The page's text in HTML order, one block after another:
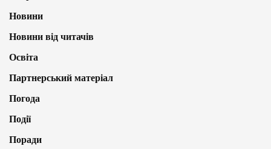
Новини
Новини від читачів
Освіта
Партнерський матеріал
Погода
Події
Поради